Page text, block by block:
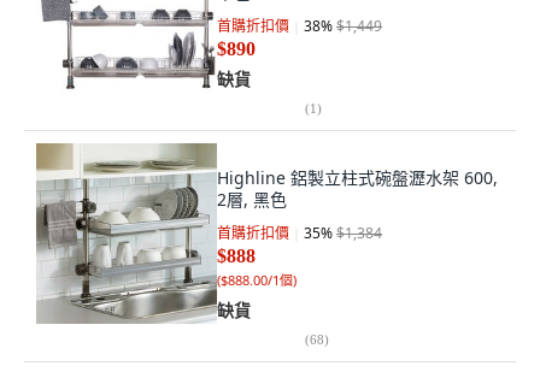
首購折扣價 38%$1,449
$890
缺貨
(1)
Highline 鋁製立柱式碗盤瀝水架 600,
2層, 黑色
首購折扣價 35%$1,384
$888
($888.00/1個)
缺貨
(68)